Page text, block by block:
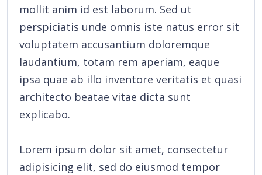
mollit anim id est laborum. Sed ut
perspiciatis unde omnis iste natus error sit
voluptatem accusantium doloremque
laudantium, totam rem aperiam, eaque
ipsa quae ab illo inventore veritatis et quasi
architecto beatae vitae dicta sunt
explicabo.
Lorem ipsum dolor sit amet, consectetur
adipisicing elit, sed do eiusmod tempor